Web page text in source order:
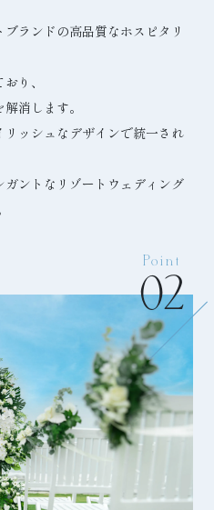
ランドの高品質なホスピタリ
り、
消します。
リッシュなデザインで統一され
ントなリゾートウェディング
Point
02